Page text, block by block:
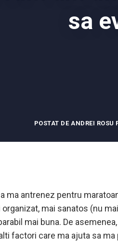
sa
POSTAT DE ANDREI ROSU
ma antrenez pentru
mai sanatos (nu
mai buna. De
factori care ma ajuta sa